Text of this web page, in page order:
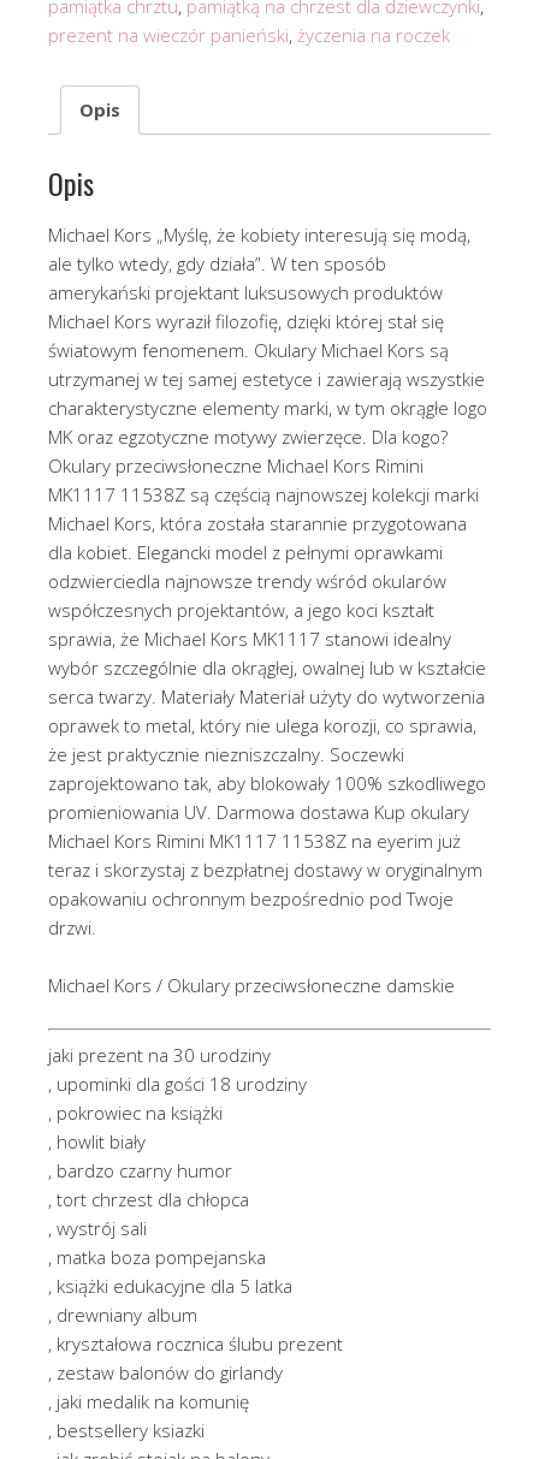
pamiątka chrztu, pamiątką na chrzest dla dziewczynki,
prezent na wieczór panieński, życzenia na roczek
Opis
Opis
Michael Kors „Myślę, że kobiety interesują się modą,
ale tylko wtedy, gdy działa”. W ten sposób
amerykański projektant luksusowych produktów
Michael Kors wyraził filozofię, dzięki której stał się
światowym fenomenem. Okulary Michael Kors są
utrzymanej w tej samej estetyce i zawierają wszystkie
charakterystyczne elementy marki, w tym okrągłe logo
MK oraz egzotyczne motywy zwierzęce. Dla kogo?
Okulary przeciwsłoneczne Michael Kors Rimini
MK1117 11538Z są częścią najnowszej kolekcji marki
Michael Kors, która została starannie przygotowana
dla kobiet. Elegancki model z pełnymi oprawkami
odzwierciedla najnowsze trendy wśród okularów
współczesnych projektantów, a jego koci kształt
sprawia, że Michael Kors MK1117 stanowi idealny
wybór szczególnie dla okrągłej, owalnej lub w kształcie
serca twarzy. Materiały Materiał użyty do wytworzenia
oprawek to metal, który nie ulega korozji, co sprawia,
że jest praktycznie niezniszczalny. Soczewki
zaprojektowano tak, aby blokowały 100% szkodliwego
promieniowania UV. Darmowa dostawa Kup okulary
Michael Kors Rimini MK1117 11538Z na eyerim już
teraz i skorzystaj z bezpłatnej dostawy w oryginalnym
opakowaniu ochronnym bezpośrednio pod Twoje
drzwi.
Michael Kors / Okulary przeciwsłoneczne damskie
jaki prezent na 30 urodziny
, upominki dla gości 18 urodziny
, pokrowiec na książki
, howlit biały
, bardzo czarny humor
, tort chrzest dla chłopca
, wystrój sali
, matka boza pompejanska
, książki edukacyjne dla 5 latka
, drewniany album
, kryształowa rocznica ślubu prezent
, zestaw balonów do girlandy
, jaki medalik na komunię
, bestsellery ksiazki